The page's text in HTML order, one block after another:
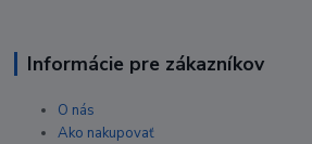
Informácie pre zákazníkov
O nás
Ako nakupovať